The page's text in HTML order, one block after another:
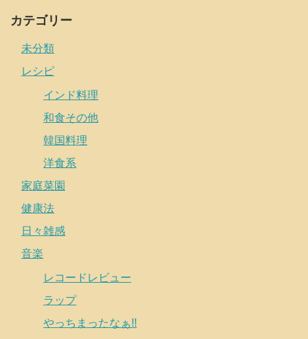
カテゴリー
未分類
レシピ
インド料理
和食その他
韓国料理
洋食系
家庭菜園
健康法
日々雑感
音楽
レコードレビュー
ラップ
やっちまったなぁ!!